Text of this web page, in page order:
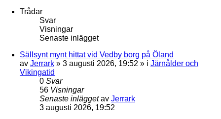
Trådar
Svar
Visningar
Senaste inlägget
Sällsynt mynt hittat vid Vedby borg på Öland
av Jerrark » 3 augusti 2026, 19:52 » i Järnålder och
Vikingatid
0 Svar
56 Visningar
Senaste inläggetav Jerrark
3 augusti 2026, 19:52